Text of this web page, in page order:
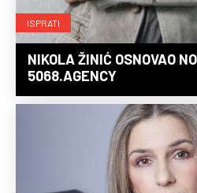
ISPRATI
NIKOLA ŽINIĆ OSNOVAO
5068.AGENCY